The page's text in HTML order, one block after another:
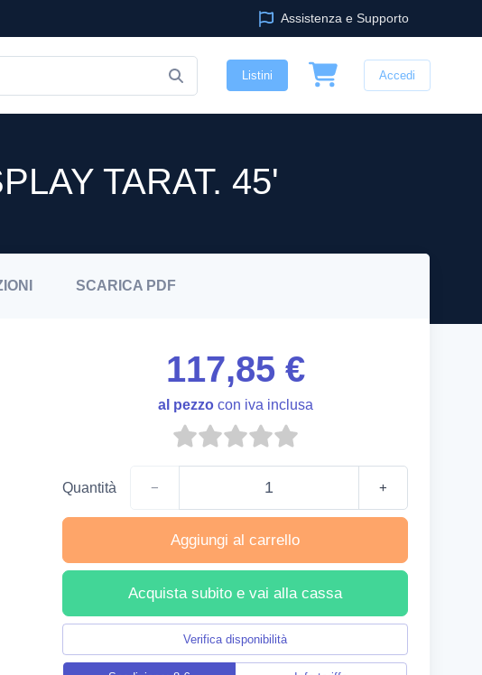
Assistenza e Supporto
Listini Accedi
TARAT. 45'
SCARICA PDF
117,85 €
al pezzocon iva inclusa
Quantità − +
Aggiungi al carrello
Acquista subito e vai alla cassa
Verifica disponibilità